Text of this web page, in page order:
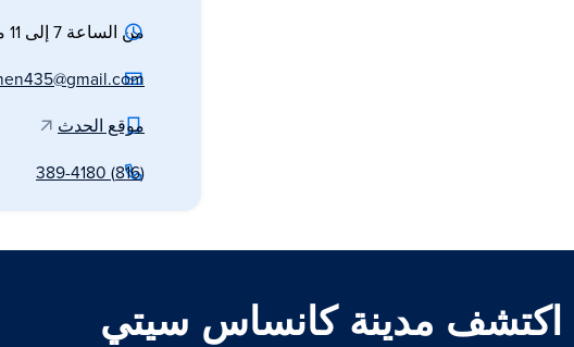
من الساعة 7 إلى 11 مساءً
موقع الحدث
(816) 389-4180
اكتشف مدينة كانساس سيتي